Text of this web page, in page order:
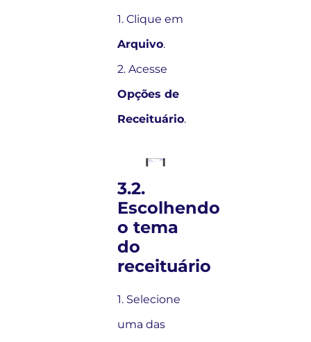
1. Clique em
Arquivo.
2. Acesse
Opções de
Receituário.
3.2.
Escolhendo
o tema
do
receituário
1. Selecione
uma das